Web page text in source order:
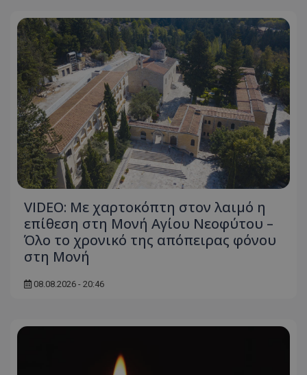
VIDEO: Με χαρτοκόπτη στον λαιμό η
επίθεση στη Μονή Αγίου Νεοφύτου –
Όλο το χρονικό της απόπειρας φόνου
στη Μονή
08.08.2026 - 20:46